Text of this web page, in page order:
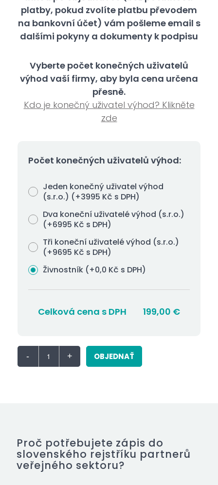
platby, pokud zvolíte platbu převodem
na bankovní účet) vám pošleme email s
dalšími pokyny a dokumenty k podpisu
Vyberte počet konečných uživatelů
výhod vaší firmy, aby byla cena určena
přesně.
Kdo je konečný uživatel výhod? Klikněte
zde
Počet konečných uživatelů výhod:
Jeden konečný uživatel výhod
(s.r.o.) (+3995 Kč s DPH)
Dva koneční uživatelé výhod (s.r.o.)
(+6995 Kč s DPH)
Tři koneční uživatelé výhod (s.r.o.)
(+9695 Kč s DPH)
Živnostník (+0,0 Kč s DPH)
Celková cena s DPH 199,00 €
OBJEDNAŤ
Proč potřebujete zápis do
slovenského rejstříku partnerů
veřejného sektoru?